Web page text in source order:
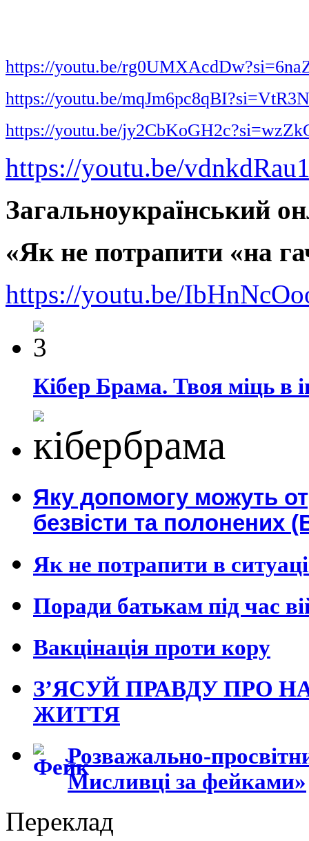
https://youtu.be/
https://youtu.be/
https://youtu.be/
https://youtu.be/
Загальноукраїнський
«Як не потрапити «на
https://youtu.be/
Кібер Брама. Твоя міць в
Яку допомогу можуть
безвісти та полонених
Як не потрапити в
Поради батькам під час
Вакцінація проти кору
З’ЯСУЙ ПРАВДУ ПРО
ЖИТТЯ
Розважально-
Мисливці за фейками»
Переклад